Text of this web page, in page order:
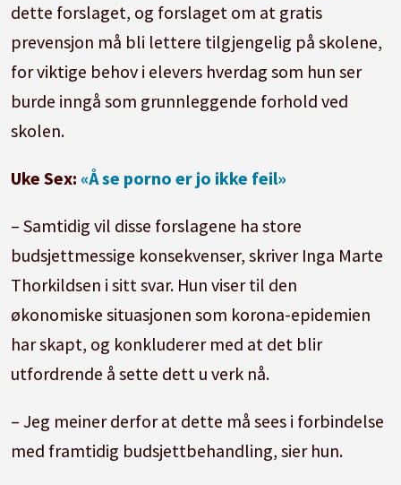
dette forslaget, og forslaget om at gratis
prevensjon må bli lettere tilgjengelig på skolene,
for viktige behov i elevers hverdag som hun ser
burde inngå som grunnleggende forhold ved
skolen.
Uke Sex: «Å se porno er jo ikke feil»
– Samtidig vil disse forslagene ha store
budsjettmessige konsekvenser, skriver Inga Marte
Thorkildsen i sitt svar. Hun viser til den
økonomiske situasjonen som korona-epidemien
har skapt, og konkluderer med at det blir
utfordrende å sette dett u verk nå.
– Jeg meiner derfor at dette må sees i forbindelse
med framtidig budsjettbehandling, sier hun.